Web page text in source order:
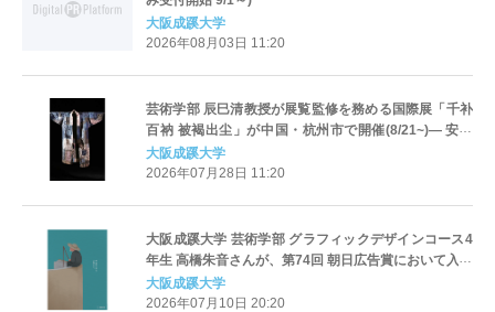
大阪成蹊大学
2026年08月03日 11:20
芸術学部 辰巳清教授が展覧監修を務める国際展「千补
百衲 被褐出尘」が中国・杭州市で開催(8/21~)― 安藤
忠雄氏設計の良渚文化芸術中心にて、日中の手仕事と
「循環の思想」を提示 ―
大阪成蹊大学
2026年07月28日 11:20
大阪成蹊大学 芸術学部 グラフィックデザインコース4
年生 高橋朱音さんが、第74回 朝日広告賞において入選
大阪成蹊大学
2026年07月10日 20:20